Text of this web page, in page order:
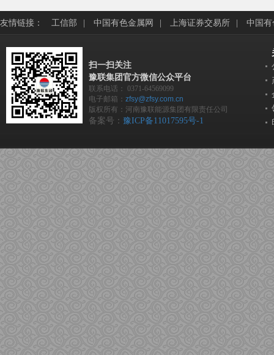
友情链接： 工信部 中国有色金属网 上海证券交易所 中国
扫一扫关注
豫联集团官方微信公众平台
联系电话： 0371-64569099
电子邮箱： zfsy@zfsy.com.cn
版权所有：河南豫联能源集团有限责任公司
备案号： 豫ICP备11017595号-1